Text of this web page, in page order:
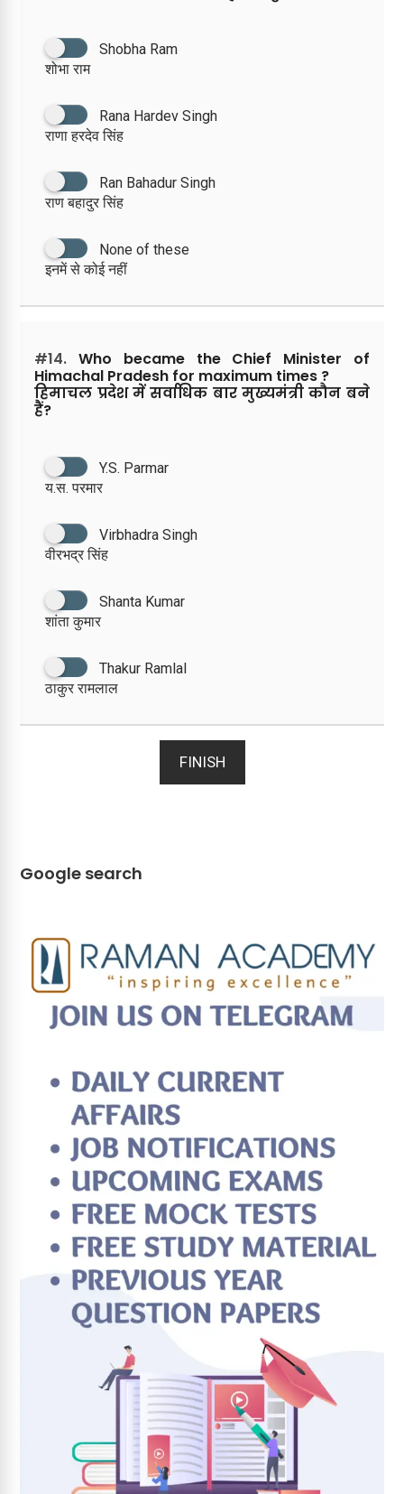
Shobha Ram
शोभा राम
Rana Hardev Singh
राणा हरदेव सिंह
Ran Bahadur Singh
राण बहादुर सिंह
None of these
इनमें से कोई नहीं
#14. Who became the Chief Minister of
Himachal Pradesh for maximum times ?
हिमाचल प्रदेश में सर्वाधिक बार मुख्यमंत्री कौन बने
हैं?
Y.S. Parmar
य.स. परमार
Virbhadra Singh
वीरभद्र सिंह
Shanta Kumar
शांता कुमार
Thakur Ramlal
ठाकुर रामलाल
FINISH
Google search